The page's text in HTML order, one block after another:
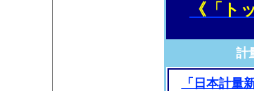
《「ト
計
「日本計量